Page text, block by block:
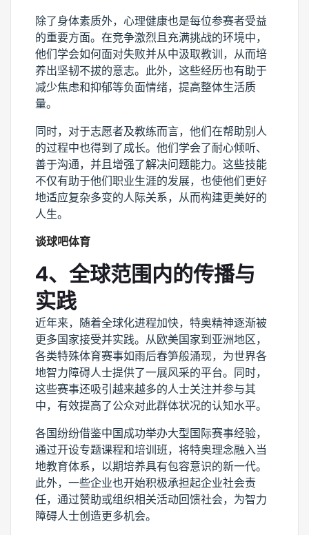
除了身体素质外，心理健康也是每位参赛者受益
的重要方面。在竞争激烈且充满挑战的环境中，
他们学会如何面对失败并从中汲取教训，从而培
养出坚韧不拔的意志。此外，这些经历也有助于
减少焦虑和抑郁等负面情绪，提高整体生活质
量。
同时，对于志愿者及教练而言，他们在帮助别人
的过程中也得到了成长。他们学会了耐心倾听、
善于沟通，并且增强了解决问题能力。这些技能
不仅有助于他们职业生涯的发展，也使他们更好
地适应复杂多变的人际关系，从而构建更美好的
人生。
谈球吧体育
4、全球范围内的传播与
实践
近年来，随着全球化进程加快，特奥精神逐渐被
更多国家接受并实践。从欧美国家到亚洲地区，
各类特殊体育赛事如雨后春笋般涌现，为世界各
地智力障碍人士提供了一展风采的平台。同时，
这些赛事还吸引越来越多的人士关注并参与其
中，有效提高了公众对此群体状况的认知水平。
各国纷纷借鉴中国成功举办大型国际赛事经验，
通过开设专题课程和培训班，将特奥理念融入当
地教育体系，以期培养具有包容意识的新一代。
此外，一些企业也开始积极承担起企业社会责
任，通过赞助或组织相关活动回馈社会，为智力
障碍人士创造更多机会。